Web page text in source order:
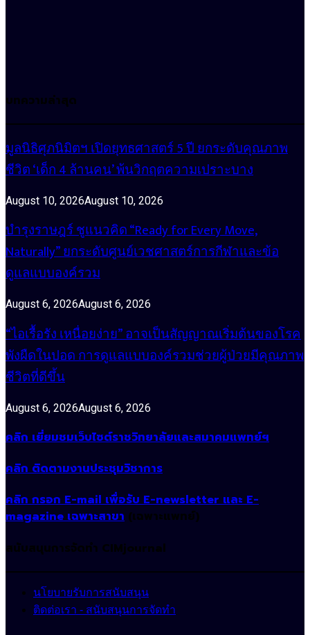
บทความล่าสุด
มูลนิธิศุภนิมิตฯ เปิดยุทธศาสตร์ 5 ปี ยกระดับคุณภาพ
ชีวิต ‘เด็ก 4 ล้านคน’ พ้นวิกฤตความเปราะบาง
August 10, 2026August 10, 2026
บำรุงราษฎร์ ชูแนวคิด “Ready for Every Move,
Naturally” ยกระดับศูนย์เวชศาสตร์การกีฬาและข้อ
ดูแลแบบองค์รวม
August 6, 2026August 6, 2026
“ไอเรื้อรัง เหนื่อยง่าย” อาจเป็นสัญญาณเริ่มต้นของโรค
พังผืดในปอด การดูแลแบบองค์รวมช่วยผู้ป่วยมีคุณภาพ
ชีวิตที่ดีขึ้น
August 6, 2026August 6, 2026
คลิก เยี่ยมชมเว็บไซต์ราชวิทยาลัยและสมาคมแพทย์ฯ
คลิก ติดตามงานประชุมวิชาการ
คลิก กรอก E-mail เพื่อรับ E-newsletter และ E-
magazine เฉพาะสาขา (เฉพาะแพทย์)
สนับสนุนการจัดทำ CIMjournal
นโยบายรับการสนับสนุน
ติดต่อเรา - สนับสนุนการจัดทำ